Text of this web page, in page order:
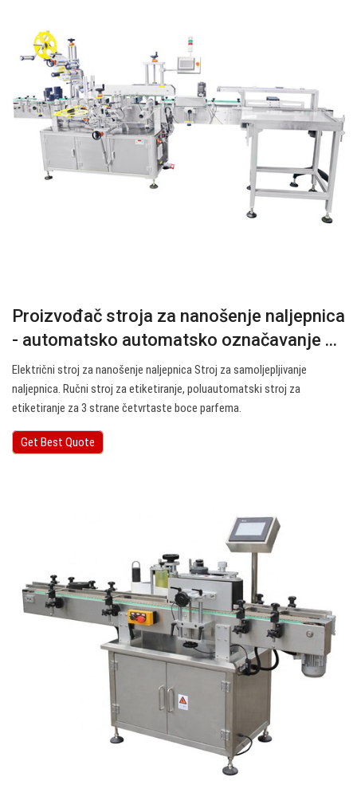
Proizvođač stroja za nanošenje naljepnica
- automatsko automatsko označavanje ...
Električni stroj za nanošenje naljepnica Stroj za samoljepljivanje
naljepnica. Ručni stroj za etiketiranje, poluautomatski stroj za
etiketiranje za 3 strane četvrtaste boce parfema.
Get Best Quote